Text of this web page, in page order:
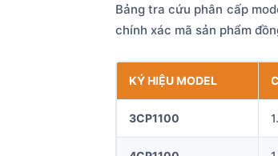
Bảng tra cứu phân cấp
chính xác mã sản phẩm
KÝ HIỆU MODEL
3CP1100